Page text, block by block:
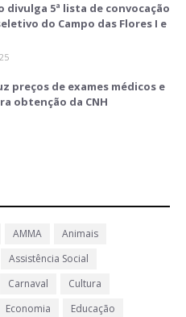
divulga 5ª lista de convocação
do Campo das Flores I e
preços de exames médicos e
obtenção da CNH
AMMA
Animais
Assistência Social
Carnaval
Cultura
Economia
Educação